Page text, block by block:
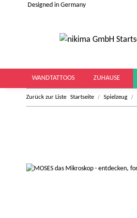
Designed in Germany
WANDTATTOOS ZUHAUSE
Zurück zur Liste Startseite Spielzeug